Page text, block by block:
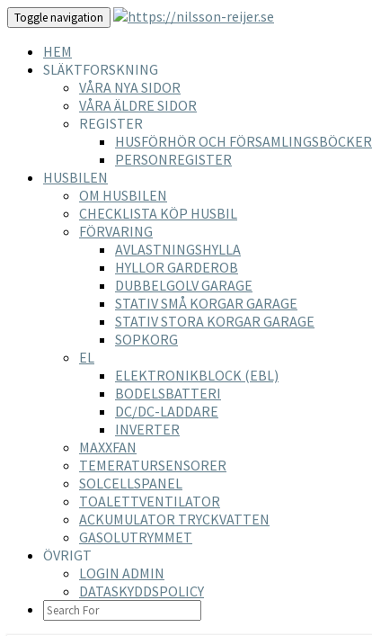
Toggle navigation
HEM
SLÄKTFORSKNING
VÅRA NYA SIDOR
VÅRA ÄLDRE SIDOR
REGISTER
HUSFÖRHÖR OCH FÖRSAMLINGSBÖCKER
PERSONREGISTER
HUSBILEN
OM HUSBILEN
CHECKLISTA KÖP HUSBIL
FÖRVARING
AVLASTNINGSHYLLA
HYLLOR GARDEROB
DUBBELGOLV GARAGE
STATIV SMÅ KORGAR GARAGE
STATIV STORA KORGAR GARAGE
SOPKORG
EL
ELEKTRONIKBLOCK (EBL)
BODELSBATTERI
DC/DC-LADDARE
INVERTER
MAXXFAN
TEMERATURSENSORER
SOLCELLSPANEL
TOALETTVENTILATOR
ACKUMULATOR TRYCKVATTEN
GASOLUTRYMMET
ÖVRIGT
LOGIN ADMIN
DATASKYDDSPOLICY
SEARCH
ICON